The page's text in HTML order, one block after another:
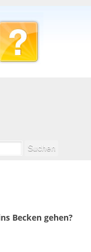
Becken gehen?